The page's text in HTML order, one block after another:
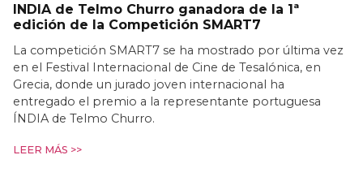
INDIA de Telmo Churro ganadora de la 1ª
edición de la Competición SMART7
La competición SMART7 se ha mostrado por última vez
en el Festival Internacional de Cine de Tesalónica, en
Grecia, donde un jurado joven internacional ha
entregado el premio a la representante portuguesa
ÍNDIA de Telmo Churro.
LEER MÁS >>